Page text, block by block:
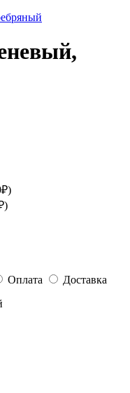
Оплата
Доставка